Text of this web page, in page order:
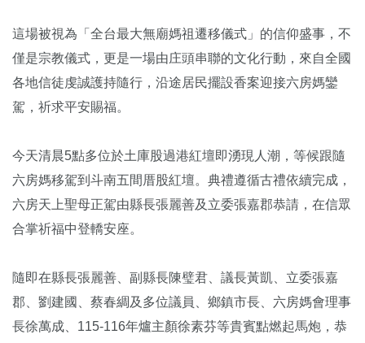
這場被視為「全台最大無廟媽祖遷移儀式」的信仰盛事，不
僅是宗教儀式，更是一場由庄頭串聯的文化行動，來自全國
各地信徒虔誠護持隨行，沿途居民擺設香案迎接六房媽鑾
駕，祈求平安賜福。
今天清晨5點多位於土庫股過港紅壇即湧現人潮，等候跟隨
六房媽移駕到斗南五間厝股紅壇。典禮遵循古禮依續完成，
六房天上聖母正駕由縣長張麗善及立委張嘉郡恭請，在信眾
合掌祈福中登轎安座。
隨即在縣長張麗善、副縣長陳璧君、議長黃凱、立委張嘉
郡、劉建國、蔡春綢及多位議員、鄉鎮市長、六房媽會理事
長徐萬成、115-116年爐主顏徐素芬等貴賓點燃起馬炮，恭